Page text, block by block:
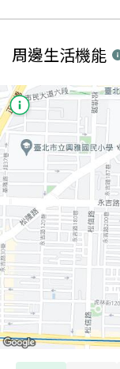
周邊生活機能